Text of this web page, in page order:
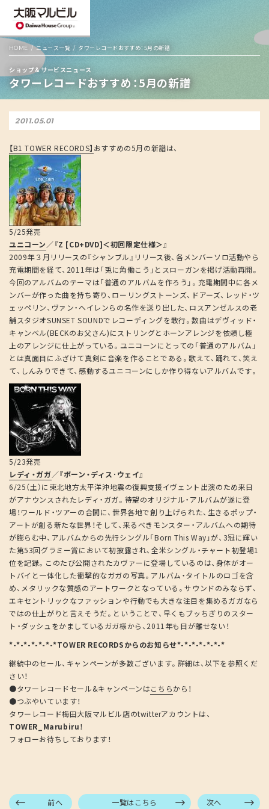
HOME ニュース一覧 タワーレコードおすすめ：5月の新譜
ショップ＆サービスニュース
タワーレコードおすすめ：5月の新譜
2011.05.01
【B1 TOWER RECORDS】 おすすめの5月の新譜は、
5/25発売
ユニコーン／『Z [CD+DVD]＜初回限定仕様＞』
2009年３月リリースの『シャンブル』リリース後、各メンバーソロ活動やら
充電期間を経て、2011年は「兎に角働こう」とスローガンを掲げ活動再開。
今回のアルバムのテーマは「普通のアルバムを作ろう」。充電期間中に各メ
ンバーが作った曲を持ち寄り、ローリングストーンズ、ドアーズ、レッド・ツ
ェッペリン、ヴァン・ヘイレンらの名作を送り出した、ロスアンゼルスの老
舗スタジオSUNSET SOUNDでレコーディングを敢行。数曲はデヴィッド・
キャンベル(BECKのお父さん)にストリングとホーンアレンジを依頼し極
上のアレンジに仕上がっている。ユニコーンにとっての「普通のアルバム」
とは真面目にふざけて真剣に音楽を作ることである。歌えて、踊れて、笑え
て、しんみりできて、感動するユニコーンにしか作り得ないアルバムです。
5/23発売
レディ・ガガ／『ボーン・ディス･ウェイ』
6/25（土）に東北地方太平洋沖地震の復興支援イヴェント出演のため来日
がアナウンスされたレディ・ガガ。待望のオリジナル・アルバムが遂に登
場！ワールド・ツアーの合間に、世界各地で創り上げられた、生きるポップ・
アートが創る新たな世界！そして、来るべきモンスター・アルバムへの期待
が膨らむ中、アルバムからの先行シングル「Born This Way」が、3冠に輝い
た第53回グラミー賞において初披露され、全米シングル・チャート初登場1
位を記録。このたび公開されたカヴァーに登場しているのは、身体がオー
トバイと一体化した衝撃的なガガの写真。アルバム・タイトルのロゴを含
め、メタリックな質感のアートワークとなっている。サウンドのみならず、
エキセントリックなファッションや行動でも大きな注目を集めるガガなら
ではの仕上がりと言えそうだ。ということで、早くもブッちぎりのスター
ト・ダッシュをかましているガガ様から、2011年も目が離せない！
*-*-*-*-*-*-*TOWER RECORDSからのお知らせ*-*-*-*-*-*-*
継続中のセール、キャンペーンが多数ございます。詳細は、以下を参照くだ
さい！
●タワーレコードセール&キャンペーンはこちらから！
●つぶやいています！
タワーレコード梅田大阪マルビル店のtwitterアカウントは、
TOWER_Marubiru！
フォローお待ちしております！
前へ 一覧はこちら 次へ